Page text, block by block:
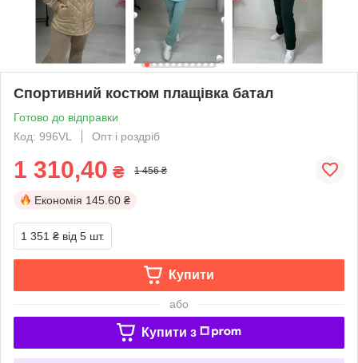
Спортивний костюм плащівка батал
Готово до відправки
Код: 996VL
Опт і роздріб
1 310,40 ₴ 1 456 ₴
Економія 145.60 ₴
1 351 ₴ від 5 шт.
Купити
або
Купити з